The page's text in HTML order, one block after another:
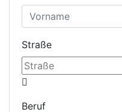
Straße
Beruf